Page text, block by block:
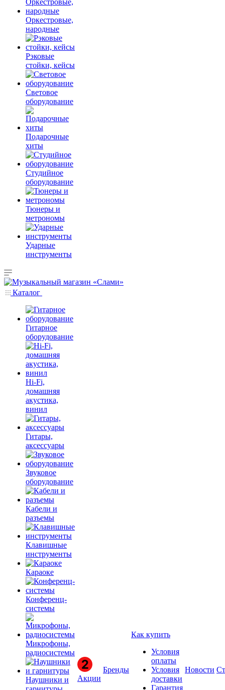
Оркестровые,
народные
Рэковые
стойки, кейсы
Световое
оборудование
Подарочные
хиты
Студийное
оборудование
Тюнеры и
метрономы
Ударные
инструменты
Каталог
Гитарное
оборудование
Hi-Fi,
домашняя
акустика,
винил
Гитары,
аксессуары
Звуковое
оборудование
Кабели и
разъемы
Клавишные
инструменты
Караоке
Конференц-
системы
Микрофоны,
радиосистемы
Наушники и
Акции
Бренды
Как купить
Условия
оплаты
Условия
доставки
Гарантия
Новости